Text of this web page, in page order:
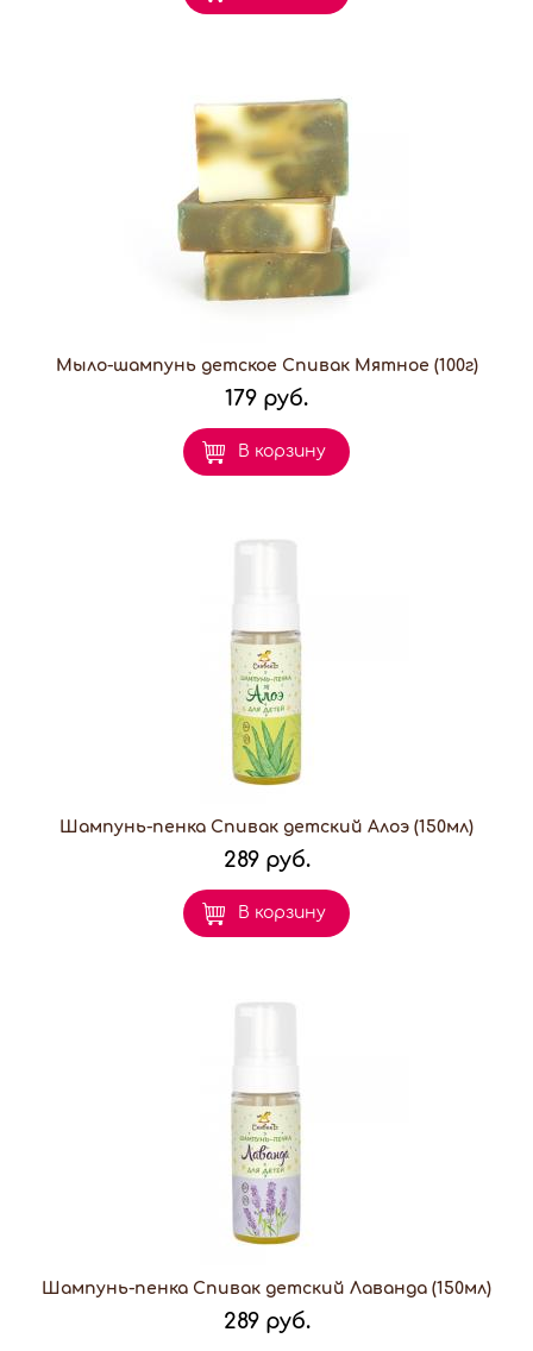
Мыло-шампунь детское Спивак Мятное (100г)
179 руб.
В корзину
Шампунь-пенка Спивак детский Алоэ (150мл)
289 руб.
В корзину
Шампунь-пенка Спивак детский Лаванда (150мл)
289 руб.